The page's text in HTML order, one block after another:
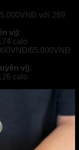
với 289
vị):
calo
65.000VNĐ
vị):
calo